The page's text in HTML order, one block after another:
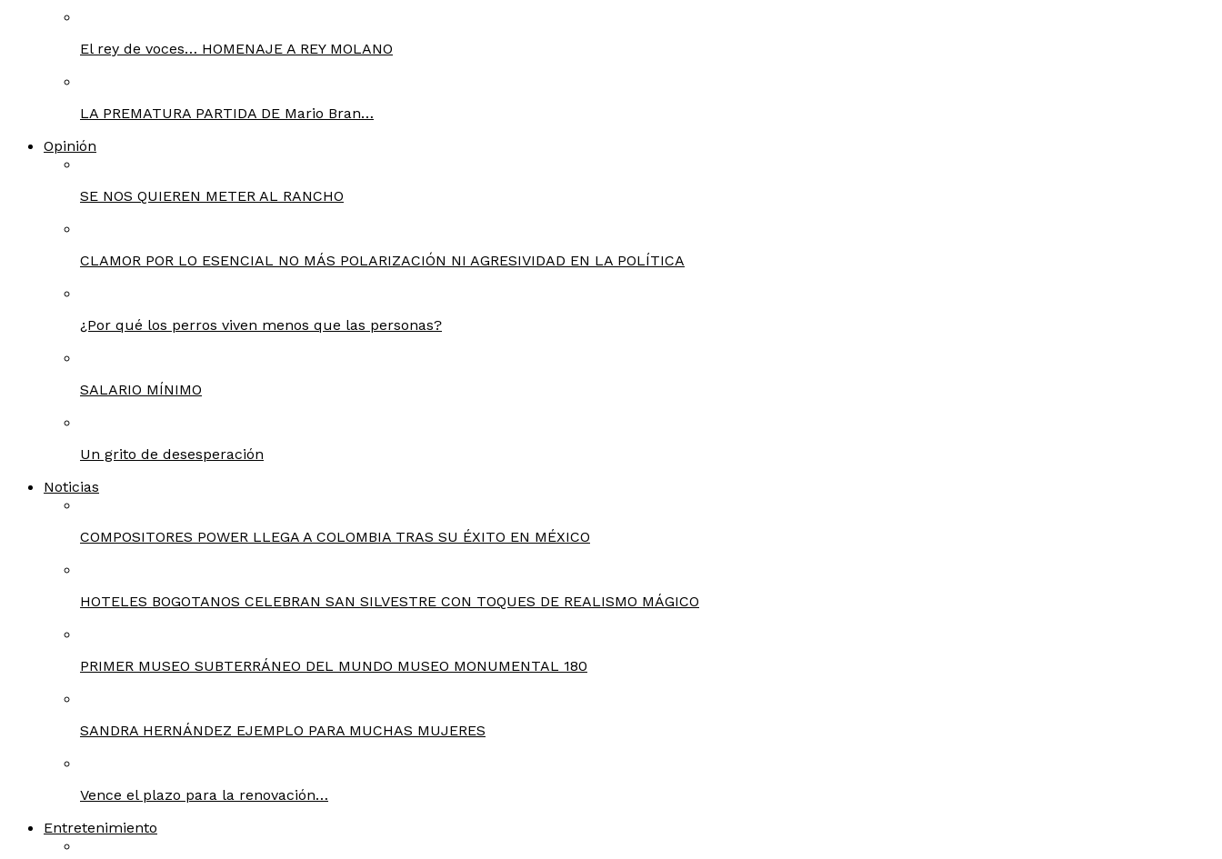
El rey de voces… HOMENAJE A REY MOLANO
LA PREMATURA PARTIDA DE Mario Bran…
Opinión
SE NOS QUIEREN METER AL RANCHO
CLAMOR POR LO ESENCIAL NO MÁS POLARIZACIÓN NI AGRESIVIDAD EN LA POLÍTICA
¿Por qué los perros viven menos que las personas?
SALARIO MÍNIMO
Un grito de desesperación
Noticias
COMPOSITORES POWER LLEGA A COLOMBIA TRAS SU ÉXITO EN MÉXICO
HOTELES BOGOTANOS CELEBRAN SAN SILVESTRE CON TOQUES DE REALISMO MÁGICO
PRIMER MUSEO SUBTERRÁNEO DEL MUNDO MUSEO MONUMENTAL 180
SANDRA HERNÁNDEZ EJEMPLO PARA MUCHAS MUJERES
Vence el plazo para la renovación…
Entretenimiento